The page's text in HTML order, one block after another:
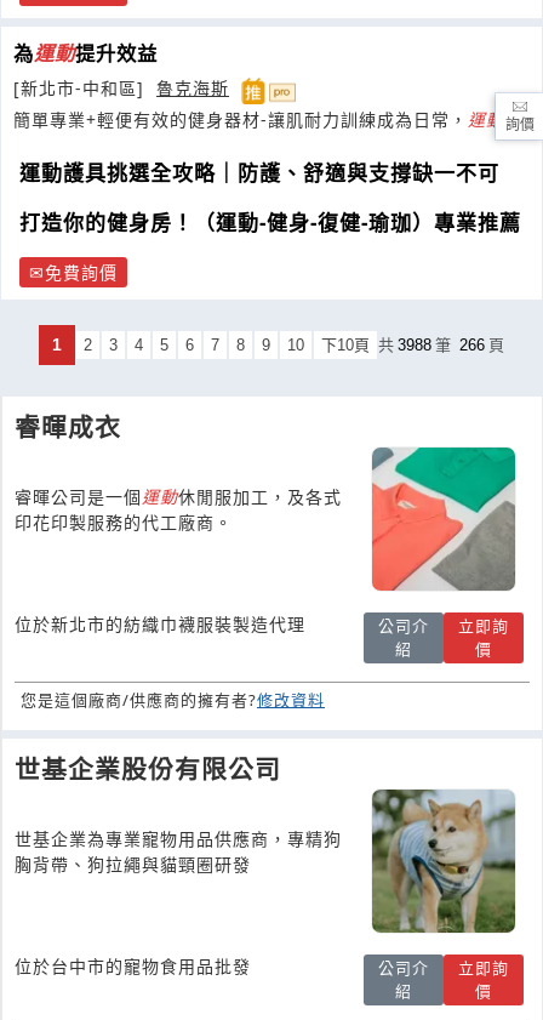
為運動提升效益
[新北市-中和區]
魯克海斯
簡單專業+輕便有效的健身器材-讓肌耐力訓練成為日常， 運動 活
運動護具挑選全攻略｜防護、舒適與支撐缺一不可
打造你的健身房！（運動-健身-復健-瑜珈）專業推薦
免費詢價
1 2 3 4 5 6 7 8 9 10 下10頁 共 3988 筆 266 頁
睿暉成衣
睿暉公司是一個運動休閒服加工，及各式
印花印製服務的代工廠商。
位於新北市的紡織巾襪服裝製造代理
公司介
紹
立即詢
價
您是這個廠商/供應商的擁有者?修改資料
世基企業股份有限公司
世基企業為專業寵物用品供應商，專精狗
胸背帶、狗拉繩與貓頸圈研發
位於台中市的寵物食用品批發
公司介
紹
立即詢
價
詢價